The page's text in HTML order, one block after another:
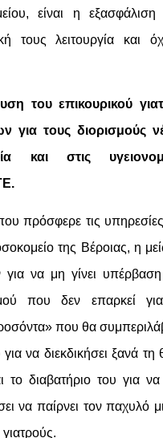
είναι η
τους λειτουργία και
του επικουρικού
για τους διορισμούς
και στις
πρόσφερε τις
της Βέροιας, η
για να μη γίνει
που δεν επαρκεί
που θα
να διεκδικήσει ξανά τη
το διαβατήριο του για
να παίρνει τον παχυλό